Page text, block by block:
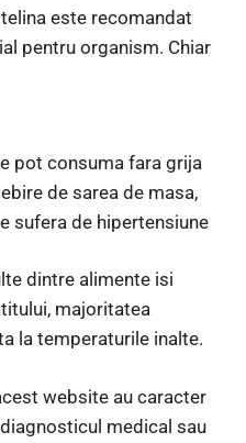
este recomandat
pentru organism. Chiar
pot consuma fara grija
de sarea de masa,
sufera de hipertensiune
dintre alimente isi
majoritatea
la temperaturile inalte.
website au caracter
medical sau